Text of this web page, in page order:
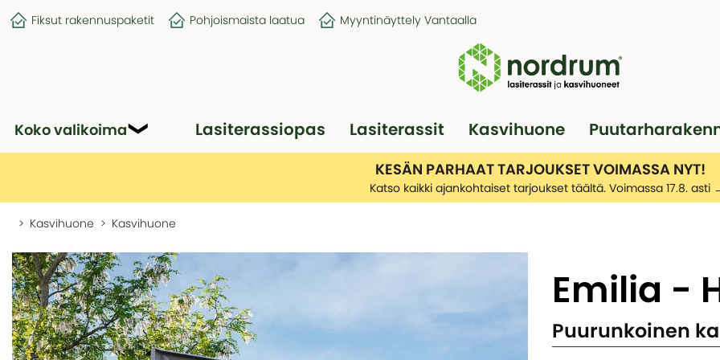
Fiksut rakennuspaketit Pohjoismaista laatua Myyntinäyttely Vantaalla
Koko valikoima Lasiterassiopas Lasiterassit Kasvihuone
Pergola
Autotallit
KESÄN PARHAAT TARJOUKSET VOIMASSA NYT!
Katso kaikki ajankohtaiset tarjoukset täältä. Voimassa 17.8. asti
Kasvihuone Kasvihuone
Emilia -
Puurunkoinen